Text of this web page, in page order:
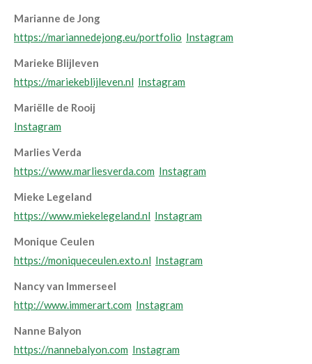
Marianne de Jong
https://mariannedejong.eu/portfolio Instagram
Marieke Blijleven
https://mariekeblijleven.nl Instagram
Mariëlle de Rooij
Instagram
Marlies Verda
https://www.marliesverda.com Instagram
Mieke Legeland
https://www.miekelegeland.nl Instagram
Monique Ceulen
https://moniqueceulen.exto.nl Instagram
Nancy van Immerseel
http://www.immerart.com Instagram
Nanne Balyon
https://nannebalyon.com Instagram